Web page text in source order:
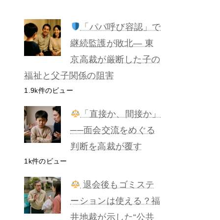
「パパ呼び容認」で
継続監護が敗北— 東
京高裁が厳断した子の
福祉と父子関係の阻害
1.9k件のビュー
「直接か、間接か」
──面会交流をめぐる
判断を高裁が覆す
1k件のビュー
退会後もゴミステ
ーションは使える？福
井地裁が示した“公共